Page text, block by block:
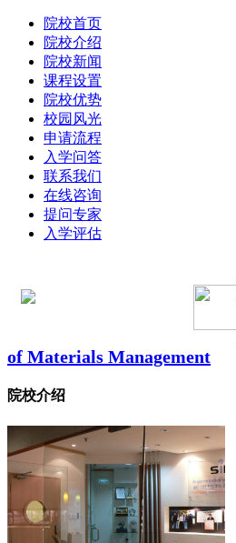
院校首页
院校介绍
院校新闻
课程设置
院校优势
校园风光
申请流程
入学问答
联系我们
在线咨询
提问专家
入学评估
of Materials Management
院校介绍